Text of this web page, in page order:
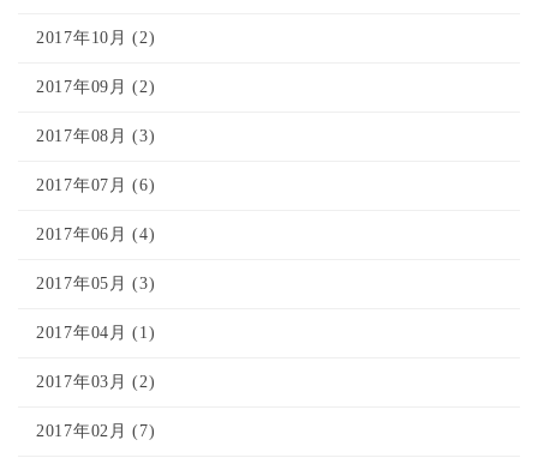
2017年10月 (2)
2017年09月 (2)
2017年08月 (3)
2017年07月 (6)
2017年06月 (4)
2017年05月 (3)
2017年04月 (1)
2017年03月 (2)
2017年02月 (7)